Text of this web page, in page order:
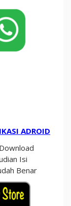
ADROID
Isi
Benar